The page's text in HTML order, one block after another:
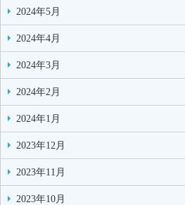
2024年5月
2024年4月
2024年3月
2024年2月
2024年1月
2023年12月
2023年11月
2023年10月